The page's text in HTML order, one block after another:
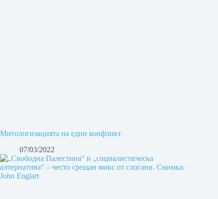
Митологизацията на един конфликт
07/03/2022